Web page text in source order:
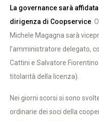
La governance sarà
dirigenza di Coopservice .
Michele Magagna sarà
l’amministratore delegato,
Cattini e Salvatore
titolarità della licenza).
Nei giorni scorsi si sono
ordinarie dei soci della